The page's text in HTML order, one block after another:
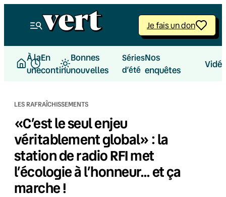
Je fais un don
À la
une
En
continu
Bonnes
nouvelles
Séries
d’été
Nos
enquêtes
LES RAFRAÎCHISSEMENTS
«C’est le seul enjeu
véritablement global» : la
station de radio RFI met
l’écologie à l’honneur… et ça
marche !